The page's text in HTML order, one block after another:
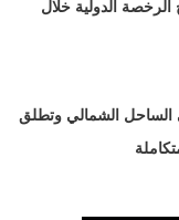
الدولية خلال
الساحل الشمالي وتطلق